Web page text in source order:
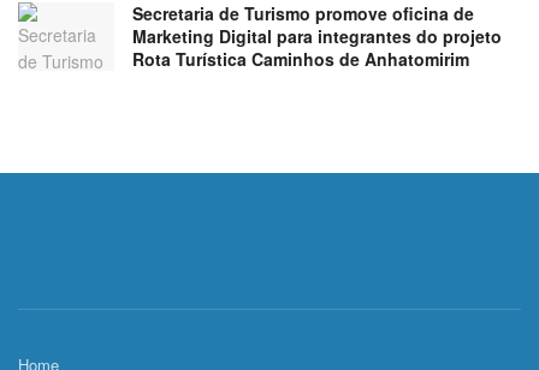
Secretaria de Turismo promove oficina de
Marketing Digital para integrantes do projeto
Rota Turística Caminhos de Anhatomirim
Home